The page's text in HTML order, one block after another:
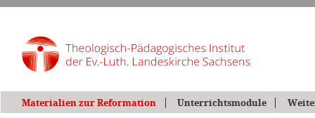
Materialien zur Reformation Unterrichtsmodule